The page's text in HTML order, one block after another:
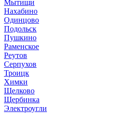
Мытищи
Нахабино
Одинцово
Подольск
Пушкино
Раменское
Реутов
Серпухов
Троицк
Химки
Щелково
Щербинка
Электроугли